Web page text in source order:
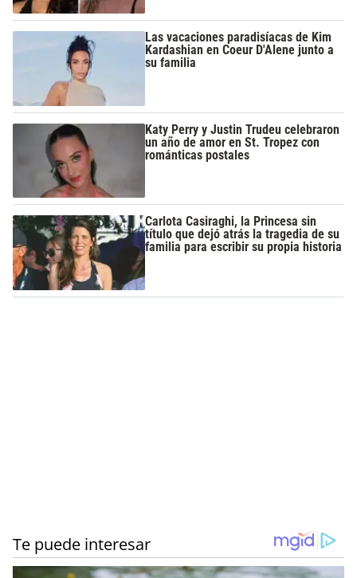
Las vacaciones paradisíacas de Kim
Kardashian en Coeur D'Alene junto a
su familia
Katy Perry y Justin Trudeu celebraron
un año de amor en St. Tropez con
románticas postales
Carlota Casiraghi, la Princesa sin
título que dejó atrás la tragedia de su
familia para escribir su propia historia